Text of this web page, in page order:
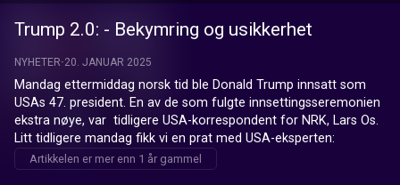
Trump 2.0: - Bekymring og usikkerhet
NYHETER 20. JANUAR 2025
Mandag ettermiddag norsk tid ble Donald Trump innsatt som
USAs 47. president. En av de som fulgte innsettingsseremonien
ekstra nøye, var  tidligere USA-korrespondent for NRK, Lars Os.
Litt tidligere mandag fikk vi en prat med USA-eksperten:
Artikkelen er mer enn 1 år gammel